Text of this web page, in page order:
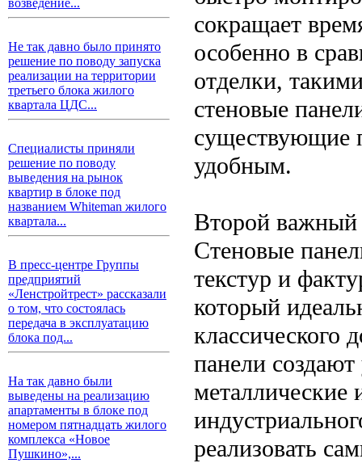
возведение...
Не так давно было принято
решение по поводу запуска
реализации на территории
третьего блока жилого
квартала ЦДС...
Специалисты приняли
решение по поводу
выведения на рынок
квартир в блоке под
названием Whiteman жилого
квартала...
В пресс-центре Группы
предприятий
«Ленстройтрест» рассказали
о том, что состоялась
передача в эксплуатацию
блока под...
На так давно были
выведены на реализацию
апартаменты в блоке под
номером пятнадцать жилого
комплекса «Новое
Пушкино»,...
сокращает
особенно в
отделки,
стеновые
существующие
удобным.
Второй важный
Стеновые
текстур и
который
классического
панели
металлические
реализовать